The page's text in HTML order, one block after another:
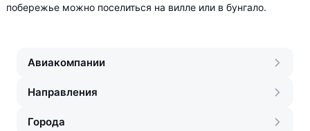
побережье можно поселиться на вилле или в бунгало.
Авиакомпании
Направления
Города